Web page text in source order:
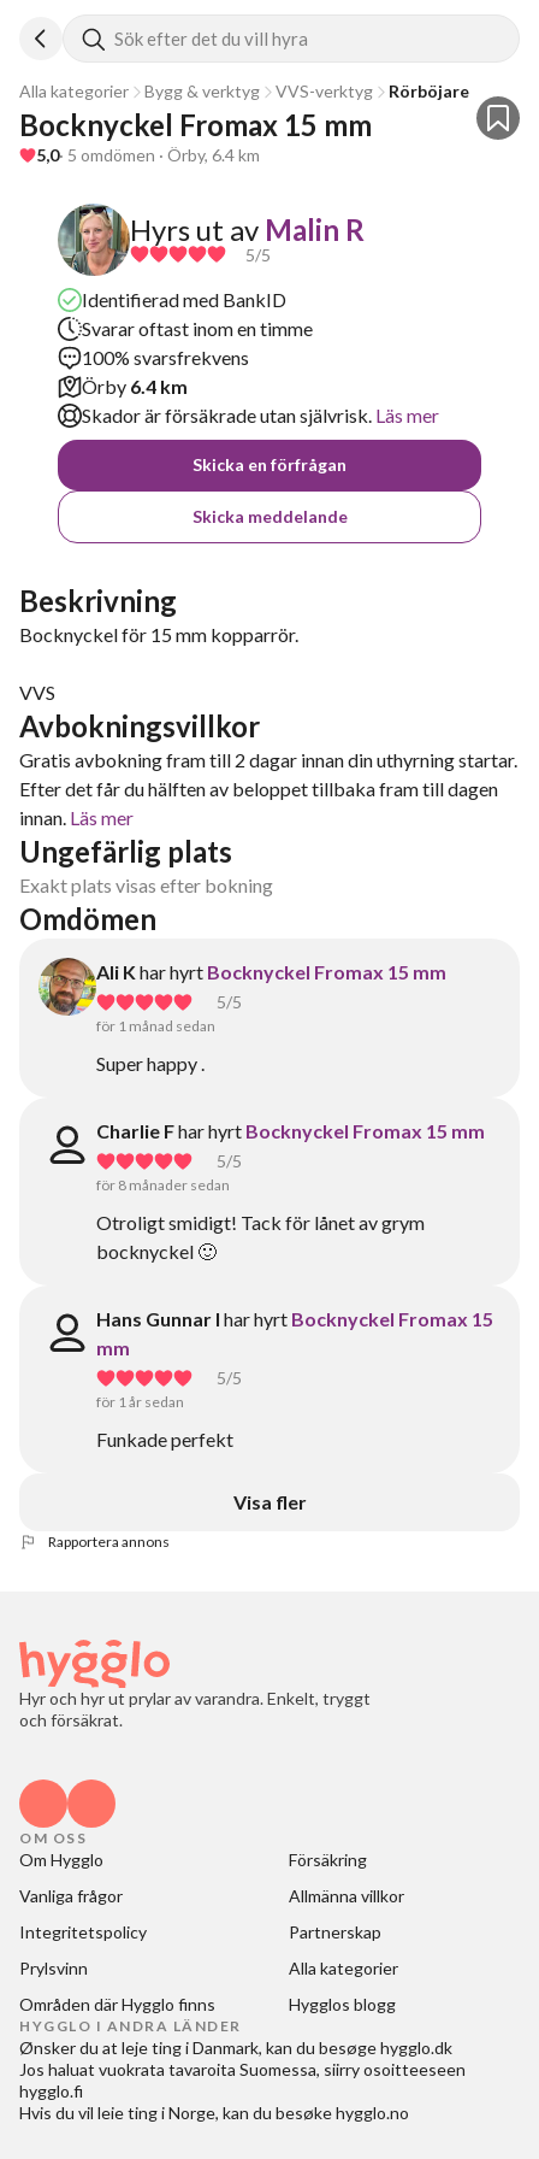
Sök efter det du vill hyra
Alla kategorier Bygg & verktyg VVS-verktyg Rörböjare
Bocknyckel Fromax 15 mm
5,0· 5 omdömen · Örby, 6.4 km
Hyrs ut av Malin R
5/5
Identifierad med BankID
Svarar oftast inom en timme
100% svarsfrekvens
Örby 6.4 km
Skador är försäkrade utan självrisk. Läs mer
Skicka en förfrågan
Skicka meddelande
Beskrivning
Bocknyckel för 15 mm kopparrör.
VVS
Avbokningsvillkor
Gratis avbokning fram till 2 dagar innan din uthyrning startar.
Efter det får du hälften av beloppet tillbaka fram till dagen
innan. Läs mer
Ungefärlig plats
Exakt plats visas efter bokning
Omdömen
Ali K har hyrt Bocknyckel Fromax 15 mm
5/5
för 1 månad sedan
Super happy .
Charlie Fhar hyrt Bocknyckel Fromax 15 mm
5/5
för 8 månader sedan
Otroligt smidigt! Tack för lånet av grym
bocknyckel 🙂
Hans Gunnar I har hyrt Bocknyckel Fromax 15
mm
5/5
för 1 år sedan
Funkade perfekt
Visa fler
Rapportera annons
Hyr och hyr ut prylar av varandra. Enkelt, tryggt
och försäkrat.
OM OSS
Om Hygglo
Försäkring
Vanliga frågor
Allmänna villkor
Integritetspolicy
Partnerskap
Prylsvinn
Alla kategorier
Områden där Hygglo finns
Hygglos blogg
HYGGLO I ANDRA LÄNDER
Ønsker du at leje ting i Danmark, kan du besøgehygglo.dk
Jos haluat vuokrata tavaroita Suomessa, siirry osoitteeseen
hygglo.fi
Hvis du vil leie ting i Norge, kan du besøkehygglo.no